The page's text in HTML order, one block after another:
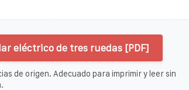
eléctrico de tres ruedas [PDF]
de origen. Adecuado para imprimir y leer sin